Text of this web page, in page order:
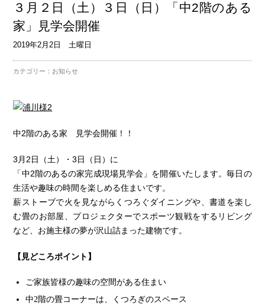
３月２日（土）３日（日）「中2階のある
家」見学会開催
2019年2月2日 土曜日
カテゴリー： お知らせ
中2階のある家 見学会開催！！
3月 2日（土）・3日（日）に
「中2階のあるの家完成現場見学会」を開催いたします。毎日の
生活や趣味の時間を楽しめる住まいです。
薪ストーブで火を見ながらくつろぐダイニングや、書道を楽し
む畳のお部屋、プロジェクターでスポーツ観戦をするリビング
など、お施主様の夢が沢山詰まった建物です。
【見どころポイント】
ご家族皆様の趣味の空間がある住まい
中2階の畳コーナーは、くつろぎのスペース